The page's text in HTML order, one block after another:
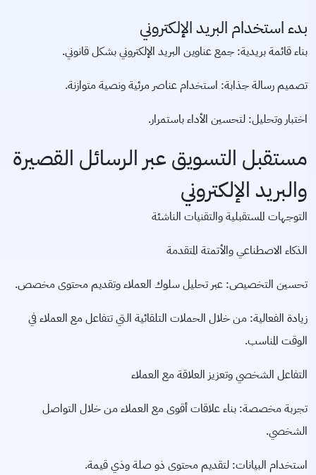
بدء استخدام البريد الإلكتروني
بناء قائمة بريدية: جمع عناوين البريد الإلكتروني بشكل قانوني.
تصميم رسالة جذابة: استخدام عناصر مرئية ونصية متوازنة.
اختبار وتحليل: لتحسين الأداء باستمرار.
مستقبل التسويق عبر الرسائل القصيرة
والبريد الإلكتروني
التوجهات المستقبلية والتقنيات الناشئة
الذكاء الاصطناعي والأتمتة المتقدمة
تحسين التخصيص: عبر تحليل سلوك العملاء وتقديم محتوى مخصص.
زيادة الفعالية: من خلال الحملات التلقائية التي تتفاعل مع العملاء في
الوقت المناسب.
التفاعل الشخصي وتعزيز العلاقة مع العملاء
تجربة مخصصة: بناء علاقات أقوى مع العملاء من خلال التواصل
الشخصي.
استخدام البيانات: لتقديم محتوى ذو صلة وذي قيمة.